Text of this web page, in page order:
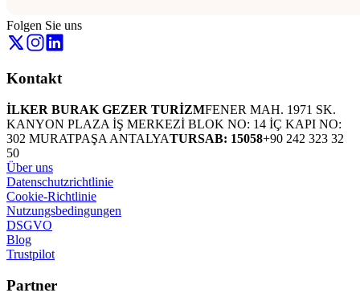
Folgen Sie uns
Kontakt
İLKER BURAK GEZER TURİZMFENER MAH. 1971 SK.
KANYON PLAZA İŞ MERKEZİ BLOK NO: 14 İÇ KAPI NO:
302 MURATPAŞA ANTALYATURSAB: 15058+90 242 323 32
50
Über uns
Datenschutzrichtlinie
Cookie-Richtlinie
Nutzungsbedingungen
DSGVO
Blog
Trustpilot
Partner